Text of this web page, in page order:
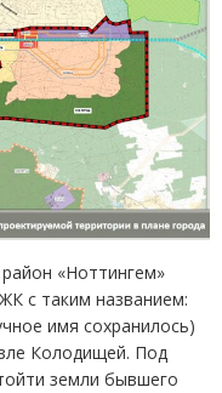
«Ноттингем»
с таким названием:
имя сохранилось)
Колодищей. Под
земли бывшего